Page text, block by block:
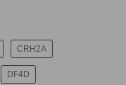
CRH2A
DF4D